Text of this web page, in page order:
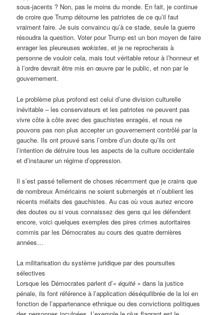
sous-jacents ? Non, pas le moins du monde. En fait, je continue
de croire que Trump détourne les patriotes de ce qu’il faut
vraiment faire. Je suis convaincu qu’à ce stade, seule la guerre
résoudra la question. Voter pour Trump est un bon moyen de faire
enrager les pleureuses wokistes, et je ne reprocherais à
personne de vouloir cela, mais tout véritable retour à l’honneur et
à l’ordre devrait être mis en œuvre par le public, et non par le
gouvernement.
Le problème plus profond est celui d’une division culturelle
inévitable – les conservateurs et les patriotes ne peuvent pas
vivre côte à côte avec des gauchistes enragés, et nous ne
pouvons pas non plus accepter un gouvernement contrôlé par la
gauche. Ils ont prouvé sans l’ombre d’un doute qu’ils ont
l’intention de détruire tous les aspects de la culture occidentale
et d’instaurer un régime d’oppression.
Il s’est passé tellement de choses récemment que je crains que
de nombreux Américains ne soient submergés et n’oublient les
récents méfaits des gauchistes. Au cas où vous auriez encore
des doutes ou si vous connaissez des gens qui les défendent
encore, voici quelques exemples des pires crimes autoritaires
commis par les Démocrates au cours des quatre dernières
années…
La militarisation du système juridique par des poursuites
sélectives
Lorsque les Démocrates parlent d’« équité » dans la justice
pénale, ils font référence à l’application déséquilibrée de la loi en
fonction de l’appartenance ethnique ou des convictions politiques